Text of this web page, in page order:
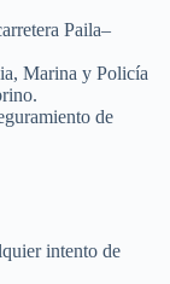
Paila–
Marina y Policía
de
intento de